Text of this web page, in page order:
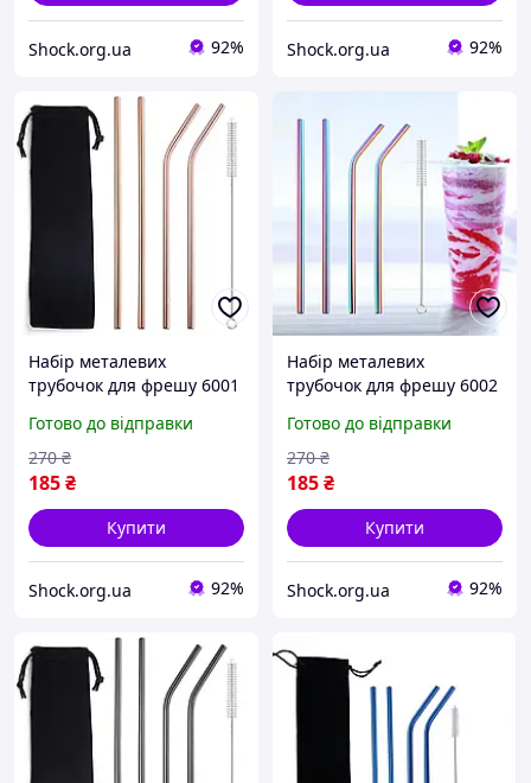
Shock.org.ua 92% Shock.org.ua 92%
Набір металевих
трубочок для фрешу 6001
4259101
Готово до відправки
185₴
270 ₴
Купити
Shock.org.ua 92%
Набір металевих
трубочок для фрешу 6002
4259102
Готово до відправки
185₴
270 ₴
Купити
Shock.org.ua 92%